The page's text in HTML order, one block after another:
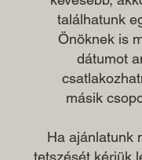
találhatunk
Önöknek is
dátumot
másik
Ha ajánlatunk
tetszését kérjük